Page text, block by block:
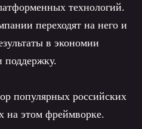
технологий.
переходят на него и
в экономии
поддержку.
популярных российских
на этом фреймворке.